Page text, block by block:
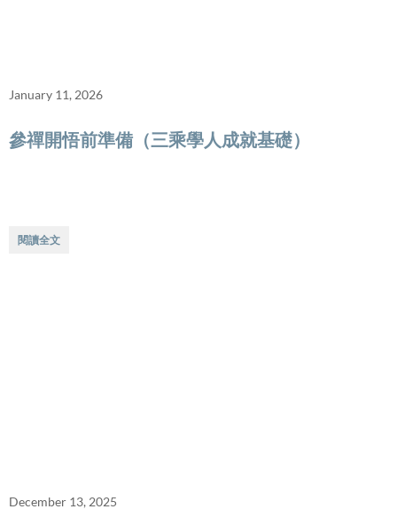
January 11, 2026
參禪開悟前準備（三乘學人成就基礎）
閱讀全文
December 13, 2025